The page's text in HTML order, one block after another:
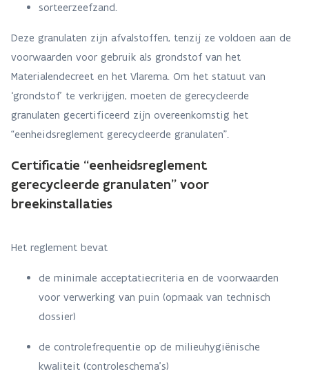
sorteerzeefzand.
Deze granulaten zijn afvalstoffen, tenzij ze voldoen aan de
voorwaarden voor gebruik als grondstof van het
Materialendecreet en het Vlarema. Om het statuut van
‘grondstof’ te verkrijgen, moeten de gerecycleerde
granulaten gecertificeerd zijn overeenkomstig het
“eenheidsreglement gerecycleerde granulaten”.
Certificatie “eenheidsreglement
gerecycleerde granulaten” voor
breekinstallaties
Het reglement bevat
de minimale acceptatiecriteria en de voorwaarden
voor verwerking van puin (opmaak van technisch
dossier)
de controlefrequentie op de milieuhygiënische
kwaliteit (controleschema’s)